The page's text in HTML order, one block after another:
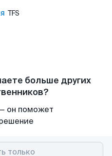
TFS
больше других
он поможет